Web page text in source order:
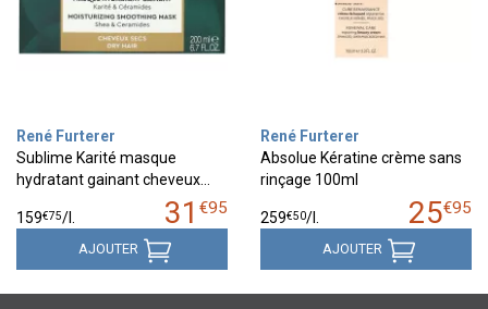
René Furterer
Sublime Karité masque
hydratant gainant cheveux…
31 €95
159€75/
AJOUTER
René Furterer
Absolue Kératine crème sans
rinçage 100ml
25€95
259€50/
AJOUTER